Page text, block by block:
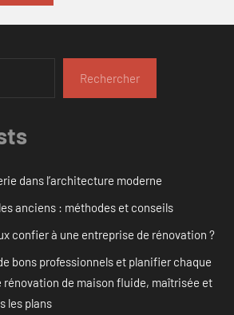
Rechercher
dans l’architecture moderne
anciens : méthodes et conseils
confier à une entreprise de rénovation ?
bons professionnels et planifier chaque
rénovation de maison fluide, maîtrisée et
les plans